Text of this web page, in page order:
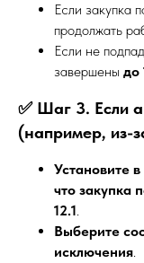
Если закупка
продолжать
Если не
завершены до
✅ Шаг 3. Если
(например, из-
Установите
что закупка
12.1.
Выберите
исключения.